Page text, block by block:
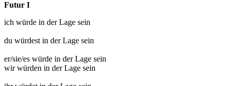
Futur I
ich würde in der Lage sein
du würdestin der Lage sein
er/sie/es würde in der Lage sein
wir würden in der Lage sein